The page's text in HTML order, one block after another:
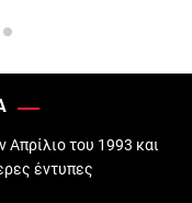
του 1993 και
έντυπες